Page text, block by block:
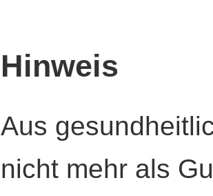
Hinweis
Aus
nicht mehr als